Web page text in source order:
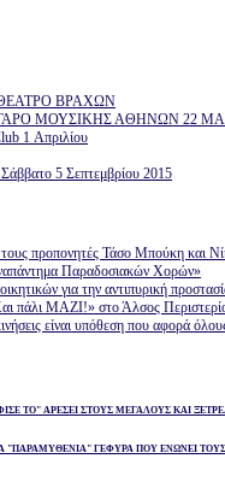
ΒΡΑΧΩΝ
ΜΟΥΣΙΚΗΣ ΑΘΗΝΩΝ 22
1 Απριλίου
5 Σεπτεμβρίου 2015
προπονητές Τάσο Μπούκη και
Παραδοσιακών Χορών»
για την αντιπυρική
πάλι ΜΑΖΙ!» στο Άλσος
είναι υπόθεση που αφορά
ΤΟ" ΑΡΕΣΕΙ ΣΤΟΥΣ ΜΕΓΑΛΟΥΣ ΚΑΙ
"ΠΑΡΑΜΥΘΕΝΙΑ" ΓΕΦΥΡΑ ΠΟΥ ΕΝΩΝΕΙ